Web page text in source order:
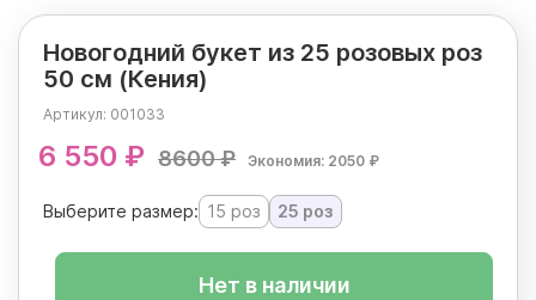
Новогодний букет из 25 розовых роз
50 см (Кения)
Артикул: 001033
6 550 ₽ 8600 ₽ Экономия: 2050 ₽
Выберите размер: 15 роз 25 роз
Нет в наличии